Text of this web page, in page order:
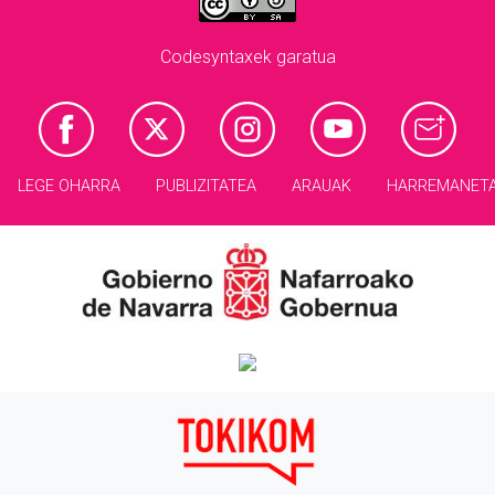
Codesyntaxek garatua
LEGE OHARRA PUBLIZITATEA ARAUAK